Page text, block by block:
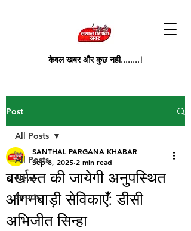
केवल खबर और कुछ नही........!
Post
All Posts
News
Sports
All Posts
बर्खास्त की जायेगी अनुपस्थित
आंगनबाड़ी सेविकाएँ: डीसी
अभिजीत सिन्हा
SANTHAL PARGANA KHABAR
Sep 8, 2025 2 min read